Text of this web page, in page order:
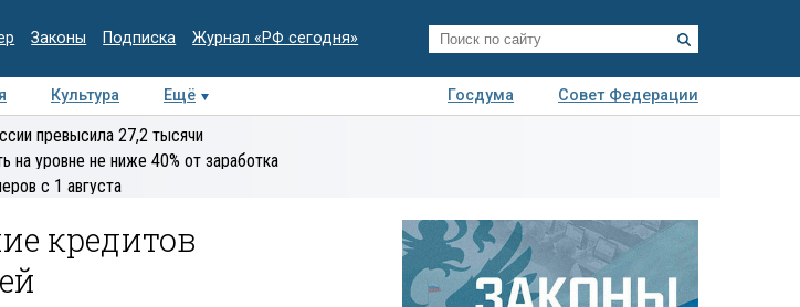
Законы Подписка Журнал «РФ сегодня»
Культура Ещё Госдума
Совет Федерации
Колумнисты
экспертиза
превысила 27,2 тысячи
на уровне не ниже 40% от заработка
с 1 августа
кредитов